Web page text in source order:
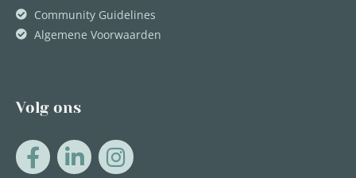
Community Guidelines
Algemene Voorwaarden
Volg ons